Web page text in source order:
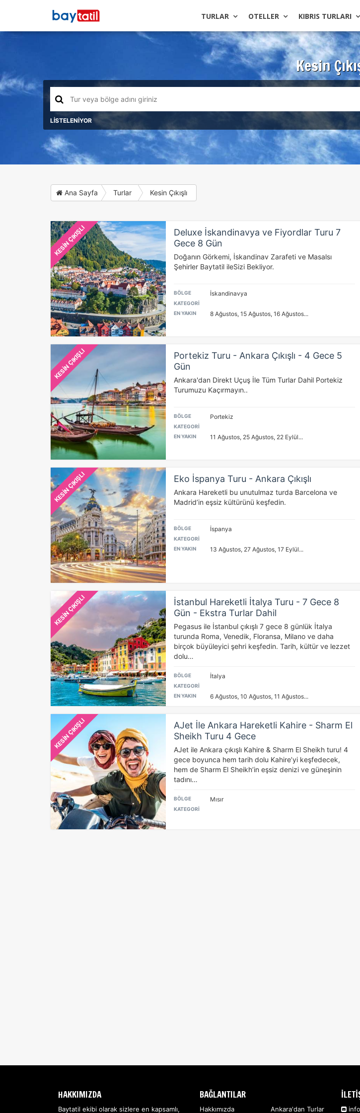
TURLAR OTELLER KIBRIS TURLARI
Çerez tercihlerinizi
Size daha kişiselleştirilmiş bir web deneyimi sunmak
depolayabilir, bunları yurt içi ve yurt dışındaki hizmet
izin vermemeyi seçebilirsiniz ancak bu durumda
çerez
inceleyebilirsiniz.
İstatistik Çerezleri
Ziyaretçilerin siteyi nasıl kullandığını anonim
sayfaların popüler olduğunu ve kullanıcıların
Pazarlama Çerezleri
alakalı olabilirler.
Tümünü Reddet Tümünü Kabul Et
Kesin
LİSTELENİYOR
Ana Sayfa Turlar Kesin Çıkışlı
KESİN ÇIKIŞLI
Deluxe İskandinavya ve Fiyordlar Turu 7
Gece 8 Gün
Doğanın Görkemi, İskandinav Zarafeti ve Masalsı
Şehirler Baytatil ileSizi Bekliyor.
BÖLGE İskandinavya
KATEGORİ
EN YAKIN
8 Ağustos, 15 Ağustos, 16 Ağustos...
KESİN ÇIKIŞLI
Portekiz Turu - Ankara Çıkışlı - 4 Gece 5
Gün
Ankara'dan Direkt Uçuş İle Tüm Turlar Dahil Portekiz
Turumuzu Kaçırmayın..
BÖLGE Portekiz
KATEGORİ
EN YAKIN
11 Ağustos, 25 Ağustos, 22 Eylül...
KESİN ÇIKIŞLI Eko İspanya Turu - Ankara Çıkışlı
Ankara Hareketli bu unutulmaz turda Barcelona ve
Madrid’in eşsiz kültürünü keşfedin.
BÖLGE İspanya
KATEGORİ
EN YAKIN
13 Ağustos, 27 Ağustos, 17 Eylül...
KESİN ÇIKIŞLI
İstanbul Hareketli İtalya Turu - 7 Gece 8
Gün - Ekstra Turlar Dahil
Pegasus ile İstanbul çıkışlı 7 gece 8 günlük İtalya
turunda Roma, Venedik, Floransa, Milano ve daha
birçok büyüleyici şehri keşfedin. Tarih, kültür ve lezzet
dolu…
BÖLGE İtalya
KATEGORİ
EN YAKIN
6 Ağustos, 10 Ağustos, 11 Ağustos...
KESİN ÇIKIŞLI
AJet İle Ankara Hareketli Kahire - Sharm El
Sheikh Turu 4 Gece
AJet ile Ankara çıkışlı Kahire & Sharm El Sheikh turu! 4
gece boyunca hem tarih dolu Kahire’yi keşfedecek,
hem de Sharm El Sheikh’in eşsiz denizi ve güneşinin
tadını…
BÖLGE Mısır
KATEGORİ
HAKKIMIZDA
Baytatil ekibi olarak sizlere en kapsamlı,
BAĞLANTILAR
Hakkımızda Ankara'dan Turlar